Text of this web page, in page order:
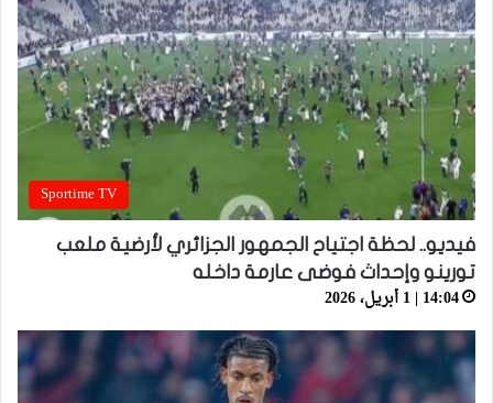
Sportime TV
فيديو.. لحظة اجتياح الجمهور الجزائري لأرضية ملعب
تورينو وإحداث فوضى عارمة داخله
14:04 | 1 أبريل، 2026